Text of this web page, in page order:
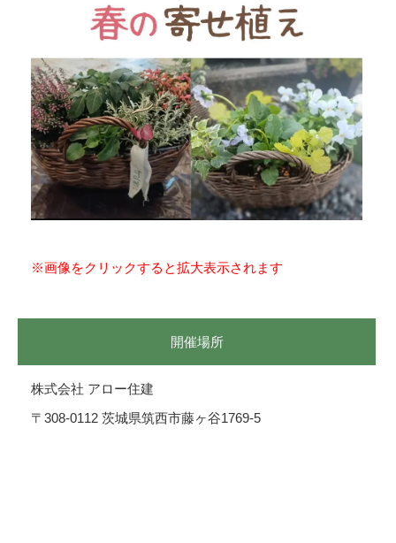
※画像をクリックすると拡大表示されます
開催場所
株式会社 アロー住建
〒308-0112 茨城県筑西市藤ヶ谷1769-5